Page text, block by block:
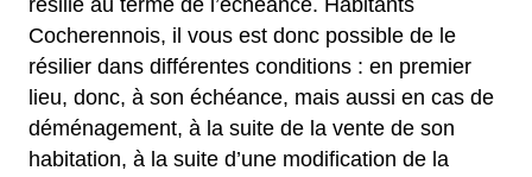
résilié au terme de l’échéance. Habitants
Cocherennois, il vous est donc possible de le
résilier dans différentes conditions : en premier
lieu, donc, à son échéance, mais aussi en cas de
déménagement, à la suite de la vente de son
habitation, à la suite d’une modification de la